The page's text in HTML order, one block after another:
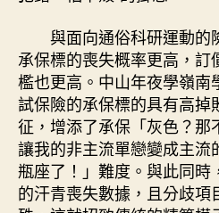
與面向通俗科研運動的
承保標的喪失概率更高，訂
檻也更高。中山年夜學嶺南
試保險的承保標的具有高掉
征，增添了承保「灰色？那
讓我的非主流單戀變成主流
瓶座了！」難度。與此同時
的汗青喪失數據，且分歧項